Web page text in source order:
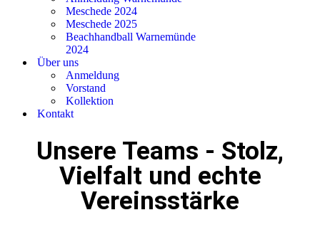
Meschede 2024
Meschede 2025
Beachhandball Warnemünde
2024
Über uns
Anmeldung
Vorstand
Kollektion
Kontakt
Unsere Teams - Stolz,
Vielfalt und echte
Vereinsstärke